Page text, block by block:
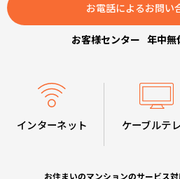
お電話によるお問い
お客様センター 年中無
インターネット ケーブルテ
お住まいのマンションのサービス対